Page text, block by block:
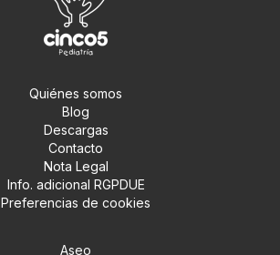
Quiénes somos
Blog
Descargas
Contacto
Nota Legal
Info. adicional RGPDUE
Preferencias de cookies
Aseo